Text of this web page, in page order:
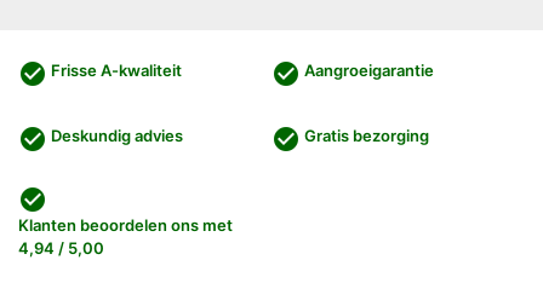
check_circle Frisse A-kwaliteit check_circle Aangroeigarantie
check_circle Deskundig advies check_circle Gratis bezorging
check_circle
Klanten beoordelen ons met
4,94 / 5,00